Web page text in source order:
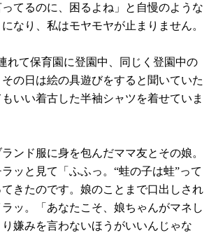
てるのに、困るよね」と自慢のような
なり、私はモヤモヤが止まりません。
れて保育園に登園中、同じく登園中の
の日は絵の具遊びをすると聞いていた
いい着古した半袖シャツを着せていま
ンド服に身を包んだママ友とその娘。
ッと見て「ふふっ。“蛙の子は蛙”って
きたのです。娘のことまで口出しされ
ッ。「あなたこそ、娘ちゃんがマネし
嫌みを言わないほうがいいんじゃな